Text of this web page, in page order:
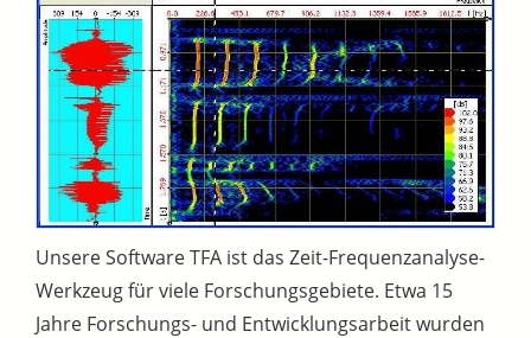
Unsere Software TFA ist das Zeit-Frequenzanalyse-
Werkzeug für viele Forschungsgebiete. Etwa 15
Jahre Forschungs- und Entwicklungsarbeit wurden